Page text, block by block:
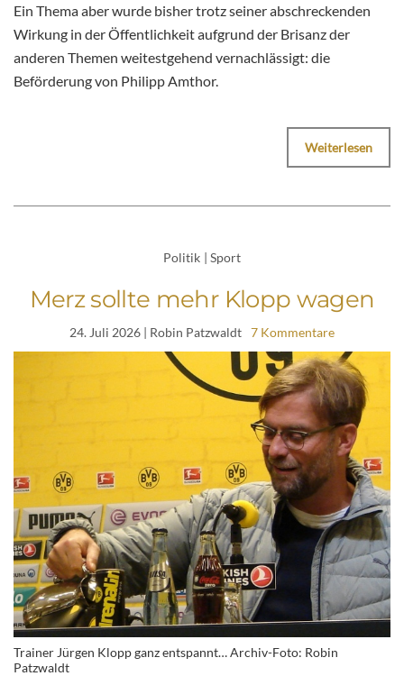
Ein Thema aber wurde bisher trotz seiner abschreckenden
Wirkung in der Öffentlichkeit aufgrund der Brisanz der
anderen Themen weitestgehend vernachlässigt: die
Beförderung von Philipp Amthor.
Weiterlesen
Politik | Sport
Merz sollte mehr Klopp wagen
24. Juli 2026 | Robin Patzwaldt 7 Kommentare
Trainer Jürgen Klopp ganz entspannt… Archiv-Foto: Robin
Patzwaldt